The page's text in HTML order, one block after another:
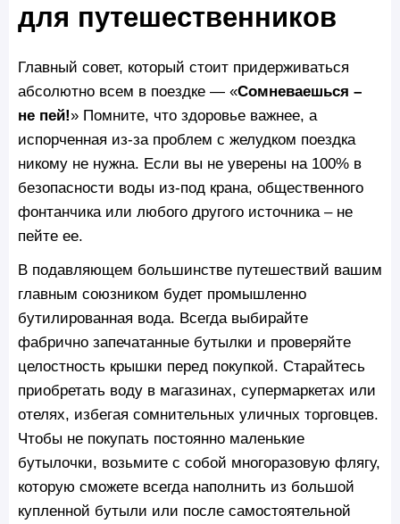
для путешественников
Главный совет, который стоит придерживаться
абсолютно всем в поездке — «Сомневаешься –
не пей!» Помните, что здоровье важнее, а
испорченная из-за проблем с желудком поездка
никому не нужна. Если вы не уверены на 100% в
безопасности воды из-под крана, общественного
фонтанчика или любого другого источника – не
пейте ее.
В подавляющем большинстве путешествий вашим
главным союзником будет промышленно
бутилированная вода. Всегда выбирайте
фабрично запечатанные бутылки и проверяйте
целостность крышки перед покупкой. Старайтесь
приобретать воду в магазинах, супермаркетах или
отелях, избегая сомнительных уличных торговцев.
Чтобы не покупать постоянно маленькие
бутылочки, возьмите с собой многоразовую флягу,
которую сможете всегда наполнить из большой
купленной бутыли или после самостоятельной